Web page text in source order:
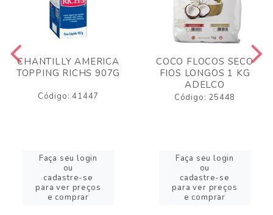
CHANTILLY AMERICA
TOPPING RICHS 907G
Código: 41447
Faça seu login
ou
cadastre-se
para ver preços
e comprar
COCO FLOCOS SECO
FIOS LONGOS 1 KG
ADELCO
Código: 25448
Faça seu login
ou
cadastre-se
para ver preços
e comprar